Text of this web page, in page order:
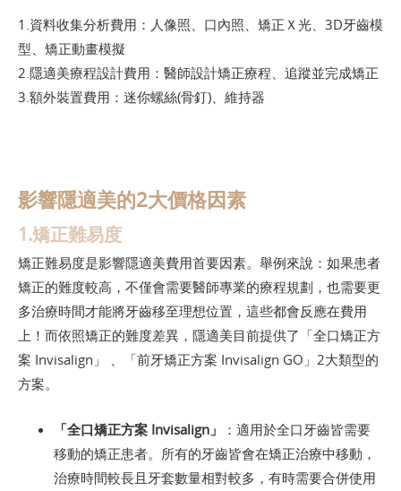
1.資料收集分析費用：人像照、口內照、矯正Ｘ光、3D牙齒模
型、矯正動畫模擬
2.隱適美療程設計費用：醫師設計矯正療程、追蹤並完成矯正
3.額外裝置費用：迷你螺絲(骨釘)、維持器
影響隱適美的2大價格因素
1.矯正難易度
矯正難易度是影響隱適美費用首要因素。舉例來說：如果患者
矯正的難度較高，不僅會需要醫師專業的療程規劃，也需要更
多治療時間才能將牙齒移至理想位置，這些都會反應在費用
上！而依照矯正的難度差異，隱適美目前提供了「全口矯正方
案 Invisalign」 、「前牙矯正方案 Invisalign GO」2大類型的
方案。
「全口矯正方案 Invisalign」
：適用於全口牙齒皆需要
移動的矯正患者。所有的牙齒皆會在矯正治療中移動，
治療時間較長且牙套數量相對較多，有時需要合併使用